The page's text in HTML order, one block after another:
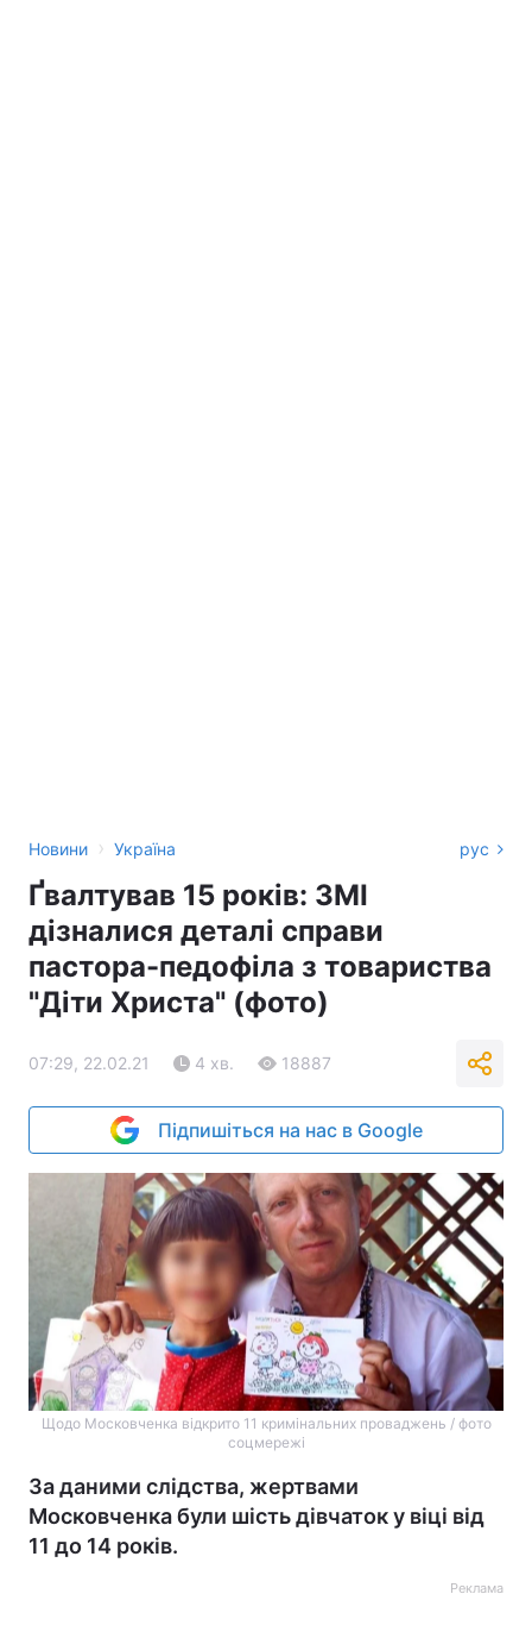
Новини › Україна рус
Ґвалтував 15 років: ЗМІ
дізналися деталі справи
пастора-педофіла з товариства
"Діти Христа" (фото)
07:29, 22.02.21 4 хв. 18887
Підпишіться на нас в Google
Щодо Московченка відкрито 11 кримінальних проваджень / фото
соцмережі
За даними слідства, жертвами
Московченка були шість дівчаток у віці від
11 до 14 років.
Реклама